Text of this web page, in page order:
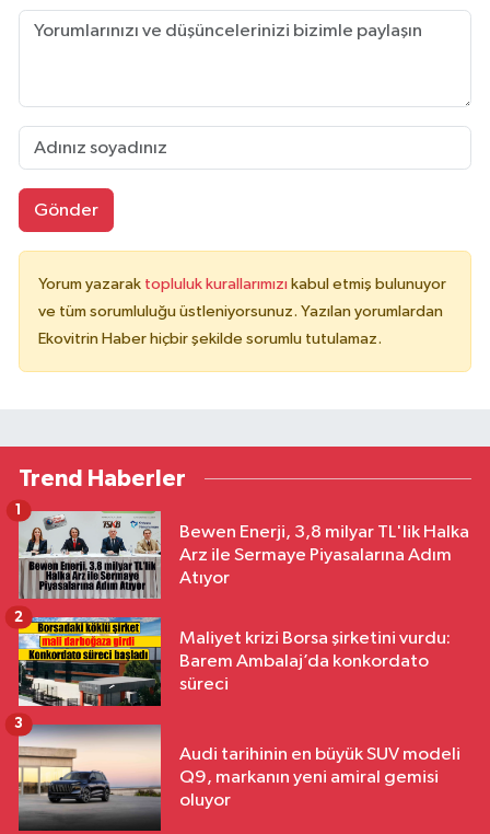
Gönder
Yorum yazarak topluluk kurallarımızı kabul etmiş bulunuyor
ve tüm sorumluluğu üstleniyorsunuz. Yazılan yorumlardan
Ekovitrin Haber hiçbir şekilde sorumlu tutulamaz.
Trend Haberler
Bewen Enerji, 3,8 milyar TL'lik Halka
Arz ile Sermaye Piyasalarına Adım
Atıyor
1
Maliyet krizi Borsa şirketini vurdu:
Barem Ambalaj’da konkordato
süreci
2
Audi tarihinin en büyük SUV modeli
Q9, markanın yeni amiral gemisi
oluyor
3